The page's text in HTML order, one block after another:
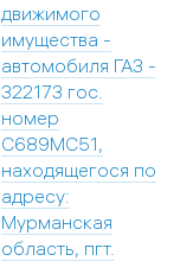
движимого
имущества -
автомобиля ГАЗ -
322173 гос.
номер
С689МС51,
находящегося по
адресу:
Мурманская
область, пгт.